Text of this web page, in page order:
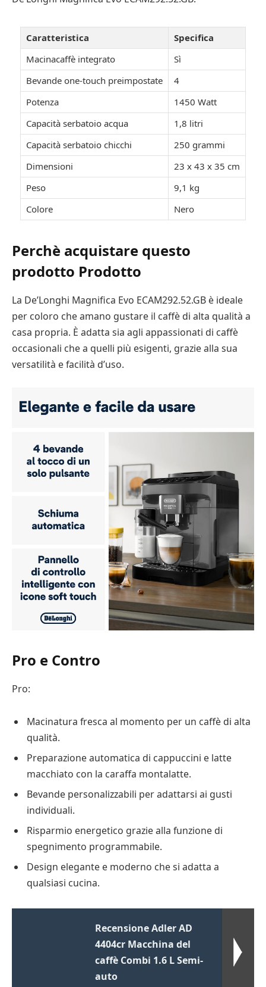
Caratteristica
Specifica
Macinacaffè integrato
Sì
Bevande one-touch preimpostate
4
Potenza
1450 Watt
Capacità serbatoio acqua
1,8 litri
Capacità serbatoio chicchi
250 grammi
Dimensioni
23 x 43 x 35 cm
Peso
9,1 kg
Colore
Nero
Perchè acquistare questo
prodotto Prodotto
La De’Longhi Magnifica Evo ECAM292.52.GB è ideale
per coloro che amano gustare il caffè di alta qualità a
casa propria. È adatta sia agli appassionati di caffè
occasionali che a quelli più esigenti, grazie alla sua
versatilità e facilità d’uso.
Pro e Contro
Pro:
Macinatura fresca al momento per un caffè di alta
qualità.
Preparazione automatica di cappuccini e latte
macchiato con la caraffa montalatte.
Bevande personalizzabili per adattarsi ai gusti
individuali.
Risparmio energetico grazie alla funzione di
spegnimento programmabile.
Design elegante e moderno che si adatta a
qualsiasi cucina.
Recensione Adler AD
4404cr Macchina del
caffè Combi 1.6 L Semi-
auto